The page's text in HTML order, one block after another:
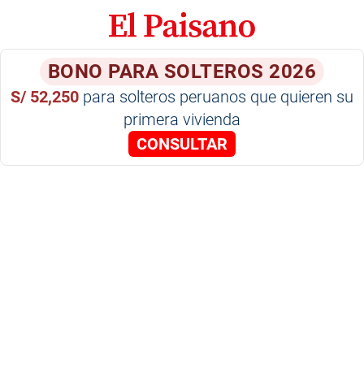
BONO PARA SOLTEROS 2026
S/ 52,250 para solteros peruanos que quieren su
primera vivienda
CONSULTAR